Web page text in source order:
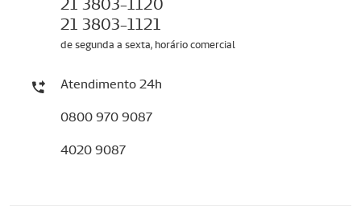
21 3803-1120
21 3803-1121
de segunda a sexta, horário comercial
Atendimento 24h
0800 970 9087
4020 9087